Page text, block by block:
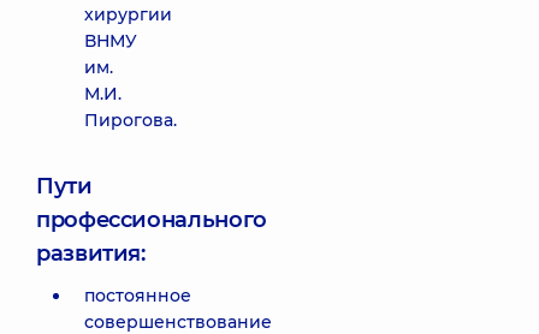
хирургии
ВНМУ
им.
М.И.
Пирогова.
Пути
профессионального
развития:
постоянное
совершенствование